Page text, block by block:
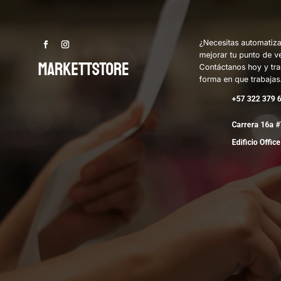
MARKETTSTORE
¿Necesitas
mejorar tu punto de
Contáctanos hoy y
forma en que
+57 322 379
Carrera 16a
Edificio